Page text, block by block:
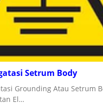
Setrum Body
Grounding Atau Setrum
El…